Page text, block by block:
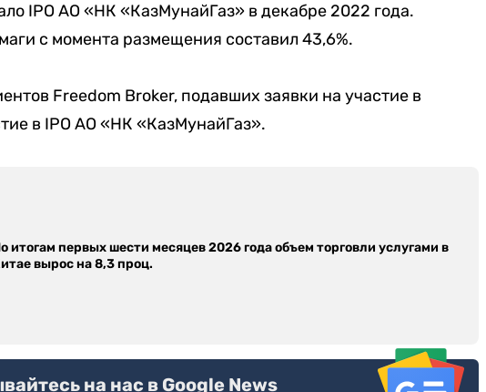
IPO АО «НК «КазМунайГаз» в декабре 2022 года.
с момента размещения составил 43,6%.
Freedom Broker, подавших заявки на участие в
в IPO АО «НК «КазМунайГаз».
итогам первых шести месяцев 2026 года объем торговли услугами в
вырос на 8,3 проц.
на нас в Google News